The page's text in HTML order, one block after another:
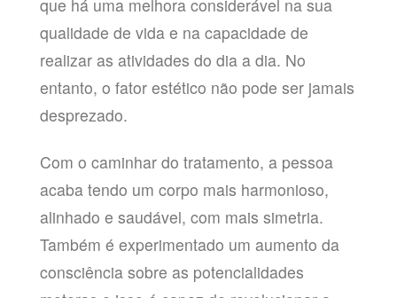
que há uma melhora considerável na sua
qualidade de vida e na capacidade de
realizar as atividades do dia a dia. No
entanto, o fator estético não pode ser jamais
desprezado.
Com o caminhar do tratamento, a pessoa
acaba tendo um corpo mais harmonioso,
alinhado e saudável, com mais simetria.
Também é experimentado um aumento da
consciência sobre as potencialidades